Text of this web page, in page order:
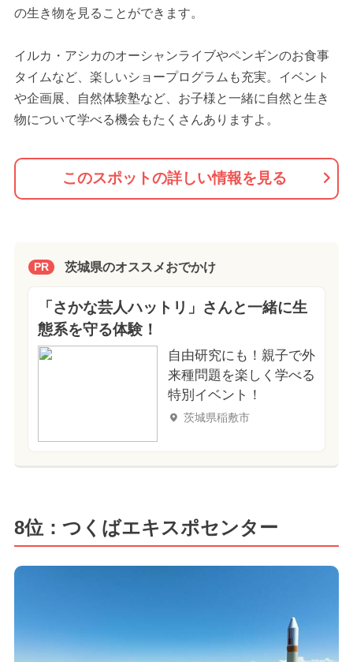
の生き物を見ることができます。
イルカ・アシカのオーシャンライブやペンギンのお食事
タイムなど、楽しいショープログラムも充実。イベント
や企画展、自然体験塾など、お子様と一緒に自然と生き
物について学べる機会もたくさんありますよ。
このスポットの詳しい情報を見る
PR 茨城県のオススメおでかけ
「さかな芸人ハットリ」さんと一緒に生
態系を守る体験！
自由研究にも！親子で外
来種問題を楽しく学べる
特別イベント！
茨城県稲敷市
8位：つくばエキスポセンター